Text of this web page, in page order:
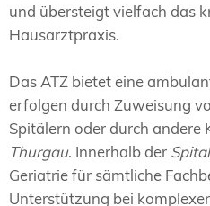
und übersteigt vielfach das
Hausarztpraxis.
Das ATZ bietet eine
erfolgen durch Zuweisung
Spitälern oder durch andere
Thurgau. Innerhalb der
Geriatrie für sämtliche
Unterstützung bei